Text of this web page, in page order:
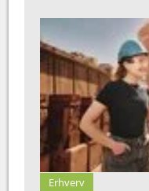
Erhverv